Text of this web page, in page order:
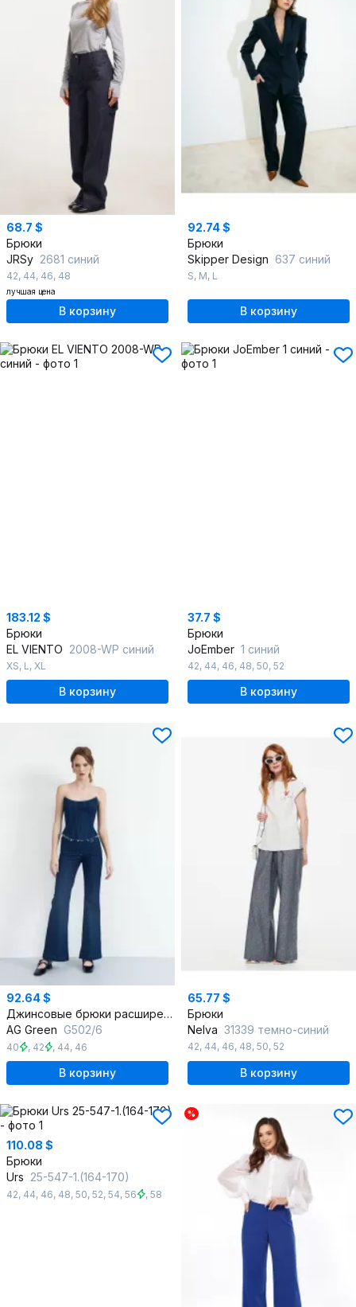
68.7 $
Брюки
JRSy 2681 синий
42, 44, 46, 48
лучшая цена
В корзину
92.74 $
Брюки
Skipper Design 637 синий
S, M, L
В корзину
183.12 $
Брюки
EL VIENTO 2008-WP синий
XS, L, XL
В корзину
37.7 $
Брюки
JoEmber 1 синий
42, 44, 46, 48, 50, 52
В корзину
92.64 $
Джинсовые брюки расширенные с элементами отделки
AG Green G502/6
40 , 42 , 44, 46
В корзину
65.77 $
Брюки
Nelva 31339 темно-синий
42, 44, 46, 48, 50, 52
В корзину
110.08 $
Брюки
Urs 25-547-1.(164-170)
42, 44, 46, 48, 50, 52, 54, 56 , 58
%